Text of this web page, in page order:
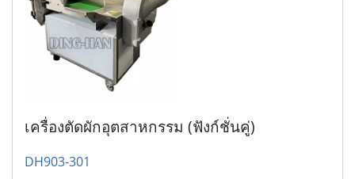
เครื่องตัดผักอุตสาหกรรม (ฟังก์ชั่นคู่)
DH903-301